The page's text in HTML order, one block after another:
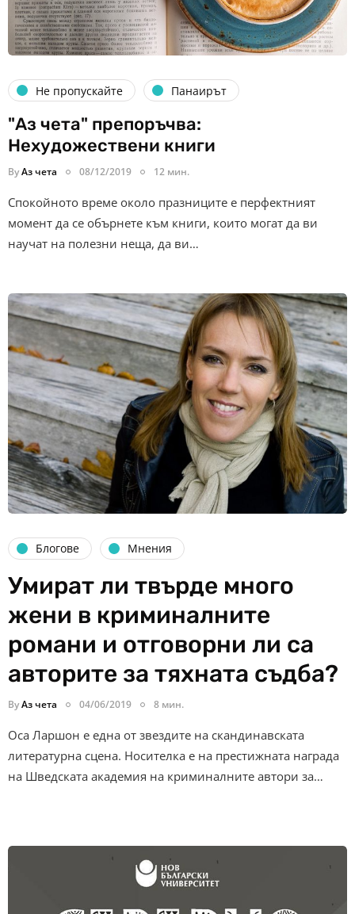
Не пропускайте Панаирът
"Аз чета" препоръчва:
Нехудожествени книги
ByАз чета 08/12/2019 12 мин.
Спокойното време около празниците е перфектният
момент да се обърнете към книги, които могат да ви
научат на полезни неща, да ви…
Блогове Мнения
Умират ли твърде много
жени в криминалните
романи и отговорни ли са
авторите за тяхната съдба?
ByАз чета 04/06/2019 8 мин.
Оса Ларшон е една от звездите на скандинавската
литературна сцена. Носителка е на престижната награда
на Шведската академия на криминалните автори за…